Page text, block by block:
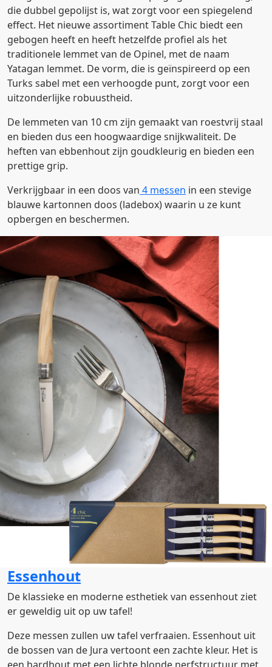
die dubbel gepolijst is, wat zorgt voor een spiegelend
effect. Het nieuwe assortiment Table Chic biedt een
gebogen heeft en heeft hetzelfde profiel als het
traditionele lemmet van de Opinel, met de naam
Yatagan lemmet. De vorm, die is geïnspireerd op een
Turks sabel met een verhoogde punt, zorgt voor een
uitzonderlijke robuustheid.
De lemmeten van 10 cm zijn gemaakt van roestvrij staal
en bieden dus een hoogwaardige snijkwaliteit. De
heften van ebbenhout zijn goudkleurig en bieden een
prettige grip.
Verkrijgbaar in een doos van 4 messen in een stevige
blauwe kartonnen doos (ladebox) waarin u ze kunt
opbergen en beschermen.
Essenhout
De klassieke en moderne esthetiek van essenhout ziet
er geweldig uit op uw tafel!
Deze messen zullen uw tafel verfraaien. Essenhout uit
de bossen van de Jura vertoont een zachte kleur. Het is